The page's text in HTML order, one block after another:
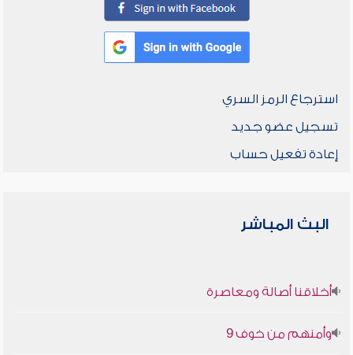
استرجاع الرمز السري
تسجيل عضو جديد
إعادة تفعيل حساب
البث المباشر
أخلاقنا أصالة ومعاصرة
وأمنهم من خوف 9